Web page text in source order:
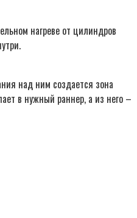
нагреве от цилиндров
над ним создается зона
в нужный раннер, а из него –